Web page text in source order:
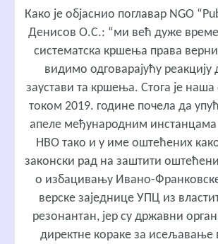
Како је објаснио поглавар NGO
Денисов О.С.: “ми већ дуже
систематска кршења права
видимо одговарајућу реакцију
заустави та кршења. Стога је наша
током 2019. године почела да
апеле међународним
НВО тако и у име оштећених
законски рад на заштити
о избацивању Ивано-
верске заједнице УПЦ из
резонантан, јер су државни
директне кораке за исељавање